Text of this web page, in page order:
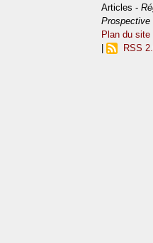
Articles -
Prospective
Plan du site
RSS